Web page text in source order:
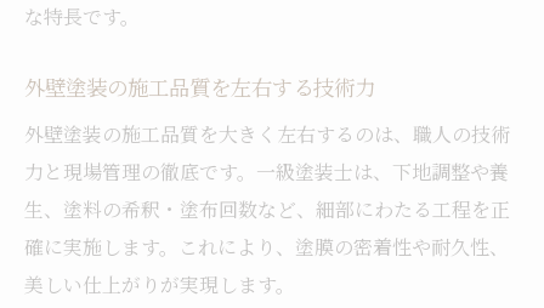
な特長です。
外壁塗装の施工品質を左右する技術力
外壁塗装の施工品質を大きく左右するのは、職人の技術
力と現場管理の徹底です。一級塗装士は、下地調整や養
生、塗料の希釈・塗布回数など、細部にわたる工程を正
確に実施します。これにより、塗膜の密着性や耐久性、
美しい仕上がりが実現します。